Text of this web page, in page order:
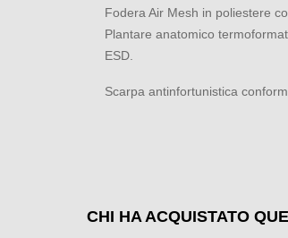
Fodera Air Mesh in poliestere
Plantare anatomico
ESD.
Scarpa antinfortunistica
CHI HA ACQUISTATO